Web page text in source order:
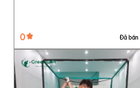
Combo lồng golf 3tr-8tr
Combo khung golf
Thể loại
0 Đã bán